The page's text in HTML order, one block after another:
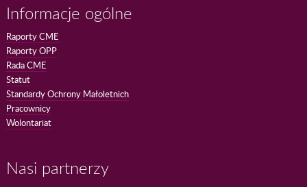
Informacje ogólne
Raporty CME
Raporty OPP
Rada CME
Statut
Standardy Ochrony Małoletnich
Pracownicy
Wolontariat
Nasi partnerzy